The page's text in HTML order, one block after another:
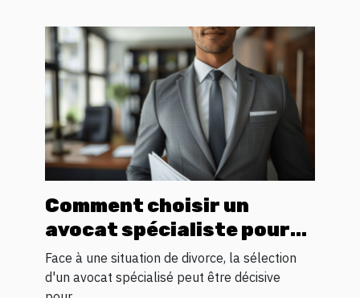
Comment choisir un
avocat spécialiste pour
votre processus de
divorce
Face à une situation de divorce, la sélection
d'un avocat spécialisé peut être décisive